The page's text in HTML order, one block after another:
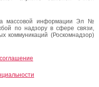
массовой информации Эл №
по надзору в сфере связи,
коммуникаций (Роскомнадзор)